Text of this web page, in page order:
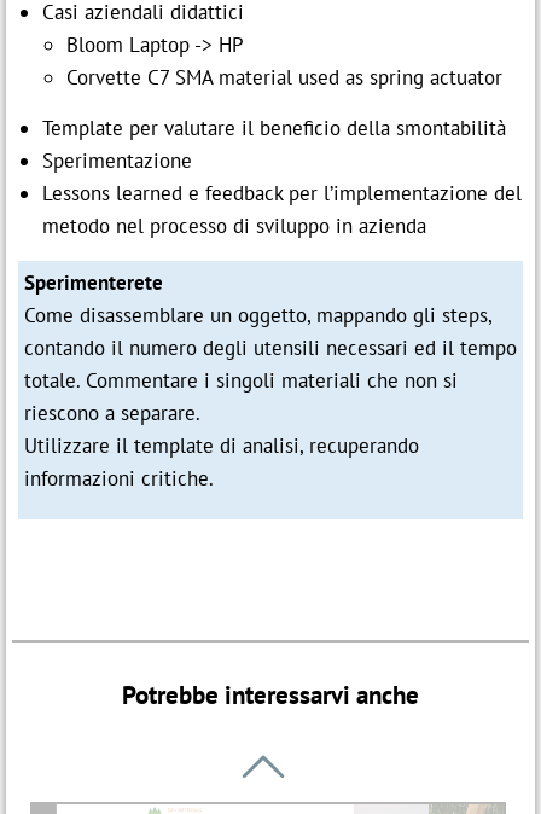
Casi aziendali didattici
Bloom Laptop -> HP
Corvette C7 SMA material used as spring actuator
Template per valutare il beneficio della smontabilità
Sperimentazione
Lessons learned e feedback per l’implementazione del
metodo nel processo di sviluppo in azienda
Sperimenterete
Come disassemblare un oggetto, mappando gli steps,
contando il numero degli utensili necessari ed il tempo
totale. Commentare i singoli materiali che non si
riescono a separare.
Utilizzare il template di analisi, recuperando
informazioni critiche.
Potrebbe interessarvi anche
